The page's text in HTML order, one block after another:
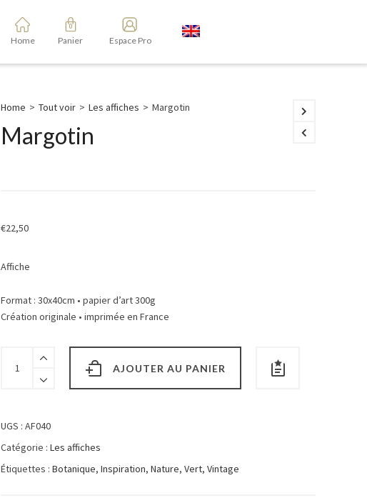
Home Panier Espace Pro
Home > Tout voir > Les affiches > Margotin
Margotin
€22,50
Affiche
Format : 30x40cm • papier d’art 300g
Création originale • imprimée en France
AJOUTER AU PANIER
UGS : AF040
Catégorie : Les affiches
Étiquettes : Botanique, Inspiration, Nature, Vert, Vintage